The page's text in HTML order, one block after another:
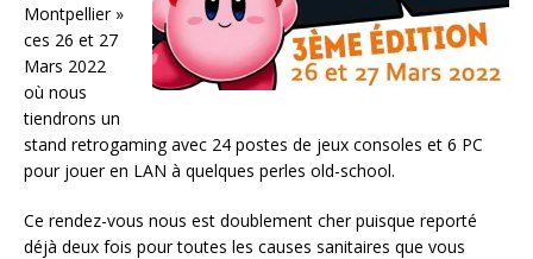
Montpellier »
ces 26 et 27
Mars 2022
où nous
tiendrons un
stand retrogaming avec 24 postes de jeux consoles et 6 PC
pour jouer en LAN à quelques perles old-school.
Ce rendez-vous nous est doublement cher puisque reporté
déjà deux fois pour toutes les causes sanitaires que vous